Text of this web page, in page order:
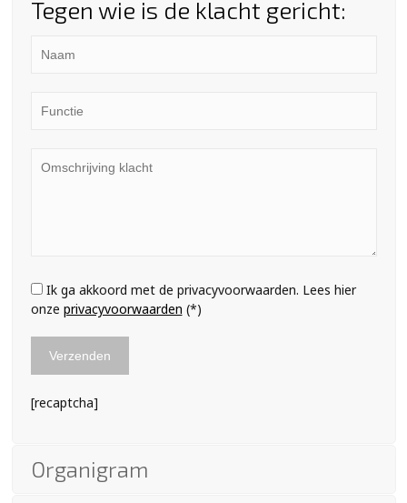
Tegen wie is de klacht gericht:
Ik ga akkoord met de privacyvoorwaarden. Lees hier
onze privacyvoorwaarden (*)
[recaptcha]
Organigram